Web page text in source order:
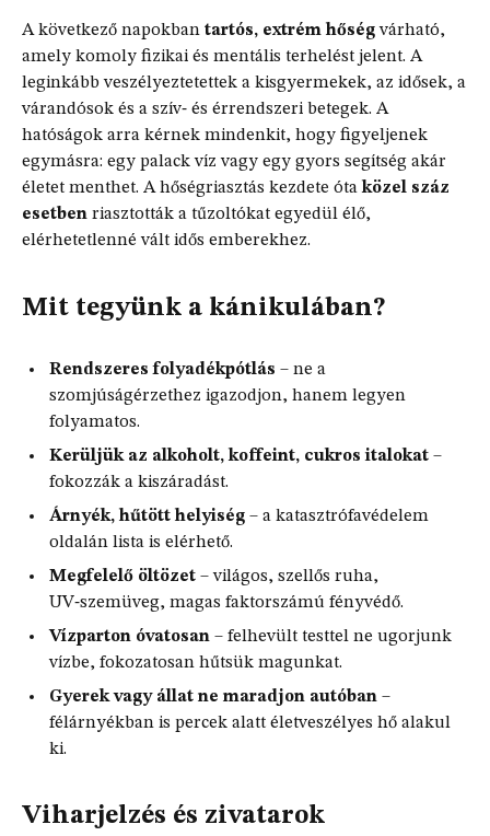
A következő napokban tartós, extrém hőségvárható,
amely komoly fizikai és mentális terhelést jelent. A
leginkább veszélyeztetettek a kisgyermekek, az idősek, a
várandósok és a szív‑ és érrendszeri betegek. A
hatóságok arra kérnek mindenkit, hogy figyeljenek
egymásra: egy palack víz vagy egy gyors segítség akár
életet menthet. A hőségriasztás kezdete ótaközel száz
esetben riasztották a tűzoltókat egyedül élő,
elérhetetlenné vált idős emberekhez.
Mit tegyünk a kánikulában?
Rendszeres folyadékpótlás – ne a
szomjúságérzethez igazodjon, hanem legyen
folyamatos.
Kerüljük az alkoholt, koffeint, cukros italokat –
fokozzák a kiszáradást.
Árnyék, hűtött helyiség – a katasztrófavédelem
oldalán lista is elérhető.
Megfelelő öltözet – világos, szellős ruha,
UV‑szemüveg, magas faktorszámú fényvédő.
Vízparton óvatosan – felhevült testtel ne ugorjunk
vízbe, fokozatosan hűtsük magunkat.
Gyerek vagy állat ne maradjon autóban –
félárnyékban is percek alatt életveszélyes hő alakul
ki.
Viharjelzés és zivatarok